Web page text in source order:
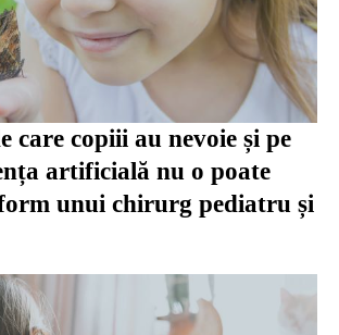
care copiii au nevoie și pe
artificială nu o poate
unui chirurg pediatru și